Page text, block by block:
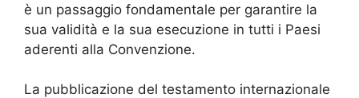
è un passaggio fondamentale per garantire la
sua validità e la sua esecuzione in tutti i Paesi
aderenti alla Convenzione.
La pubblicazione del testamento internazionale